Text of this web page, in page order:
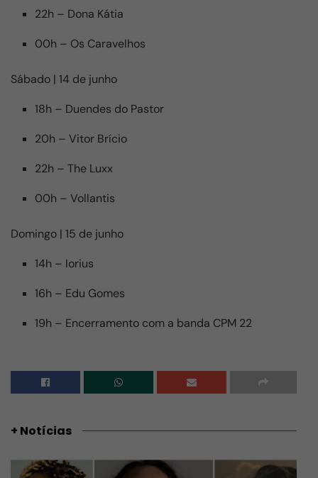
22h – Dona Kátia
00h – Os Caravelhos
Sábado | 14 de junho
18h – Duendes do Pastor
20h – Vitor Brício
22h – The Luxx
00h – Vollantis
Domingo | 15 de junho
14h – Iorius
16h – Edu Gomes
19h – Encerramento com a banda CPM 22
+ Notícias